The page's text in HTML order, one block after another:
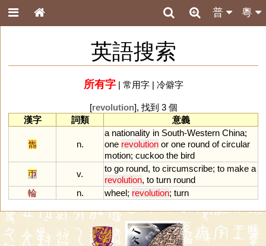
粵
普
英語搜索
所有字| 常用字| 冷僻字
[revolution], 找到 3 個
漢字
詞類 意義
巂 n.
a nationality in South-Western China;
one revolution or one round of circular
motion; cuckoo the bird
帀
v.
to go round, to circumscribe; to make a
revolution, to turn round
輪
n. wheel; revolution; turn